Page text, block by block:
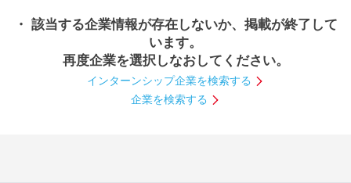
探す
【4年生】
説明会を探す
インターンを探す
・ 該当する企業情報が存在しないか、掲載が終了して
います。
再度企業を選択しなおしてください。
インターンシップ企業を検索する
企業を検索する